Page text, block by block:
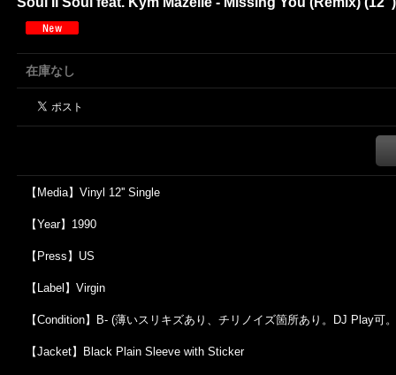
在庫なし
【Media】Vinyl 12'' Single
【Year】1990
【Press】US
【Label】Virgin
【Condition】B- (薄いスリキズあり、チリノイズ箇所あり。DJ Play可
【Jacket】Black Plain Sleeve with Sticker